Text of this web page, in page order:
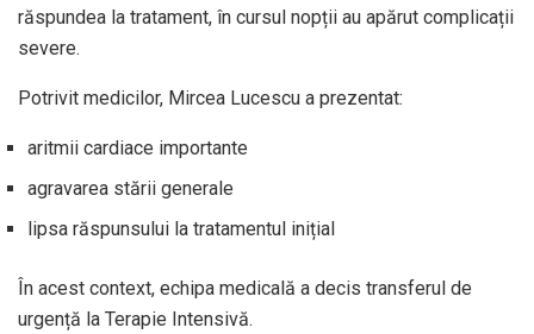
răspundea la tratament, în cursul nopții au apărut complicații
severe.
Potrivit medicilor, Mircea Lucescu a prezentat:
aritmii cardiace importante
agravarea stării generale
lipsa răspunsului la tratamentul inițial
În acest context, echipa medicală a decis transferul de
urgență la Terapie Intensivă.